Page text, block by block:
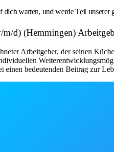
warten, und werde Teil unserer
m/d) (Hemmingen)
Arbeitgeber, der seinen
einen bedeutenden Beitrag zur